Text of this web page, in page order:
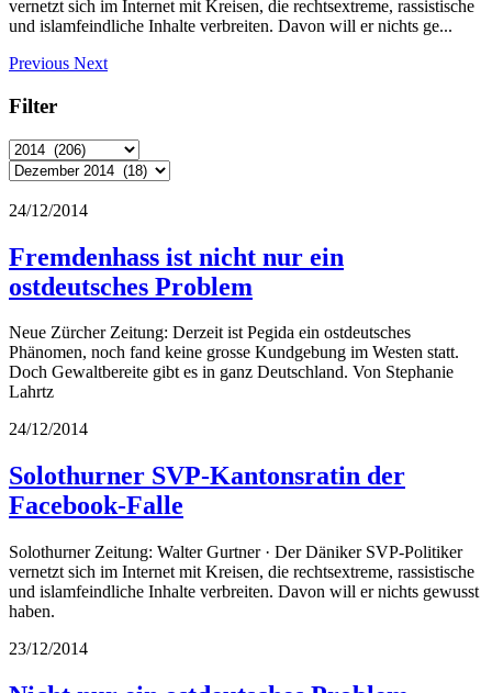
vernetzt sich im Internet mit Kreisen, die rechtsextreme, rassistische
und islamfeindliche Inhalte verbreiten. Davon will er nichts ge...
Previous Next
Filter
24/12/2014
Fremdenhass ist nicht nur ein
ostdeutsches Problem
Neue Zürcher Zeitung: Derzeit ist Pegida ein ostdeutsches
Phänomen, noch fand keine grosse Kundgebung im Westen statt.
Doch Gewaltbereite gibt es in ganz Deutschland. Von Stephanie
Lahrtz
24/12/2014
Solothurner SVP-Kantonsratin der
Facebook-Falle
Solothurner Zeitung: Walter Gurtner · Der Däniker SVP-Politiker
vernetzt sich im Internet mit Kreisen, die rechtsextreme, rassistische
und islamfeindliche Inhalte verbreiten. Davon will er nichts gewusst
haben.
23/12/2014